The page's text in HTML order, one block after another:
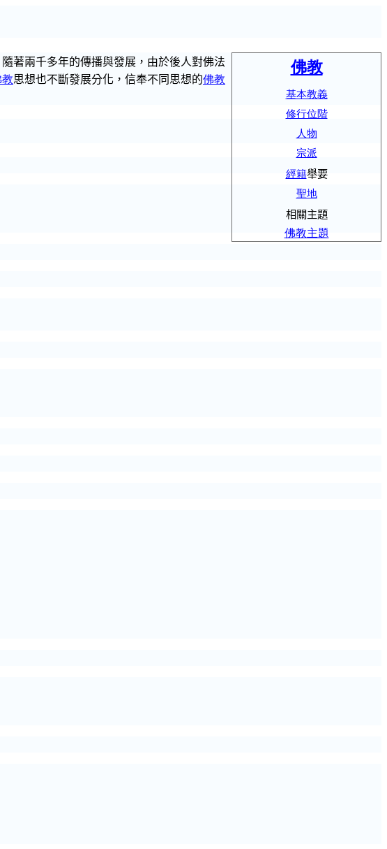
佛教
基本教義
修行位階
人物
宗派
經籍舉要
聖地
相關主題
佛教主題
著兩千多年的傳播與發展，由於後人對佛法
思想也不斷發展分化，信奉不同思想的佛教